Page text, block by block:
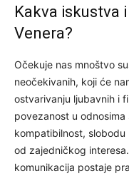
Kakva iskustva
Venera?
Očekuje nas mnoštvo
neočekivanih, koji će
ostvarivanju ljubavnih i
povezanost u
kompatibilnost,
od zajedničkog
komunikacija postaje